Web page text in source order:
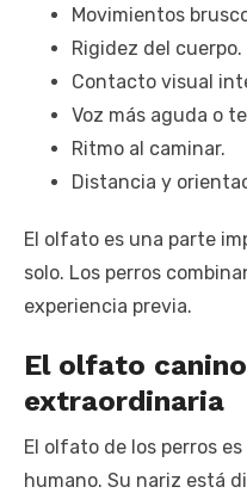
Movimientos
Rigidez del cuerpo.
Contacto visual
Voz más aguda o
Ritmo al caminar.
Distancia y
El olfato es una parte
solo. Los perros
experiencia previa.
El olfato
extraordinaria
El olfato de los perros
humano. Su nariz está